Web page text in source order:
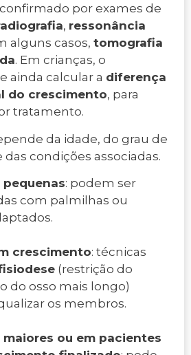
por exames de
, ressonância
alguns casos, tomografia
. Em crianças, o
ainda calcular a diferença
do crescimento, para
tratamento.
da idade, do grau de
condições associadas.
: podem ser
com palmilhas ou
crescimento: técnicas
(restrição do
do osso mais longo)
os membros.
ou em pacientes